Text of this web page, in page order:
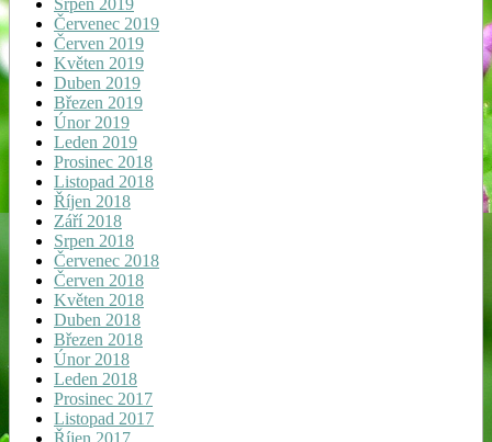
Srpen 2019
Červenec 2019
Červen 2019
Květen 2019
Duben 2019
Březen 2019
Únor 2019
Leden 2019
Prosinec 2018
Listopad 2018
Říjen 2018
Září 2018
Srpen 2018
Červenec 2018
Červen 2018
Květen 2018
Duben 2018
Březen 2018
Únor 2018
Leden 2018
Prosinec 2017
Listopad 2017
Říjen 2017